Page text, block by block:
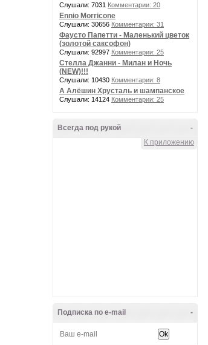
Слушали: 7031 Комментарии: 20
Ennio Morricone
Слушали: 30656 Комментарии: 31
Фаусто Папетти - Маленький цветок
(золотой саксофон)
Слушали: 92997 Комментарии: 25
Стелла Джанни - Милан и Ночь
(NEW)!!!
Слушали: 10430 Комментарии: 8
А Алёшин Хрусталь и шампанское
Слушали: 14124 Комментарии: 25
-
Всегда под рукой
К приложению
-
Подписка по e-mail